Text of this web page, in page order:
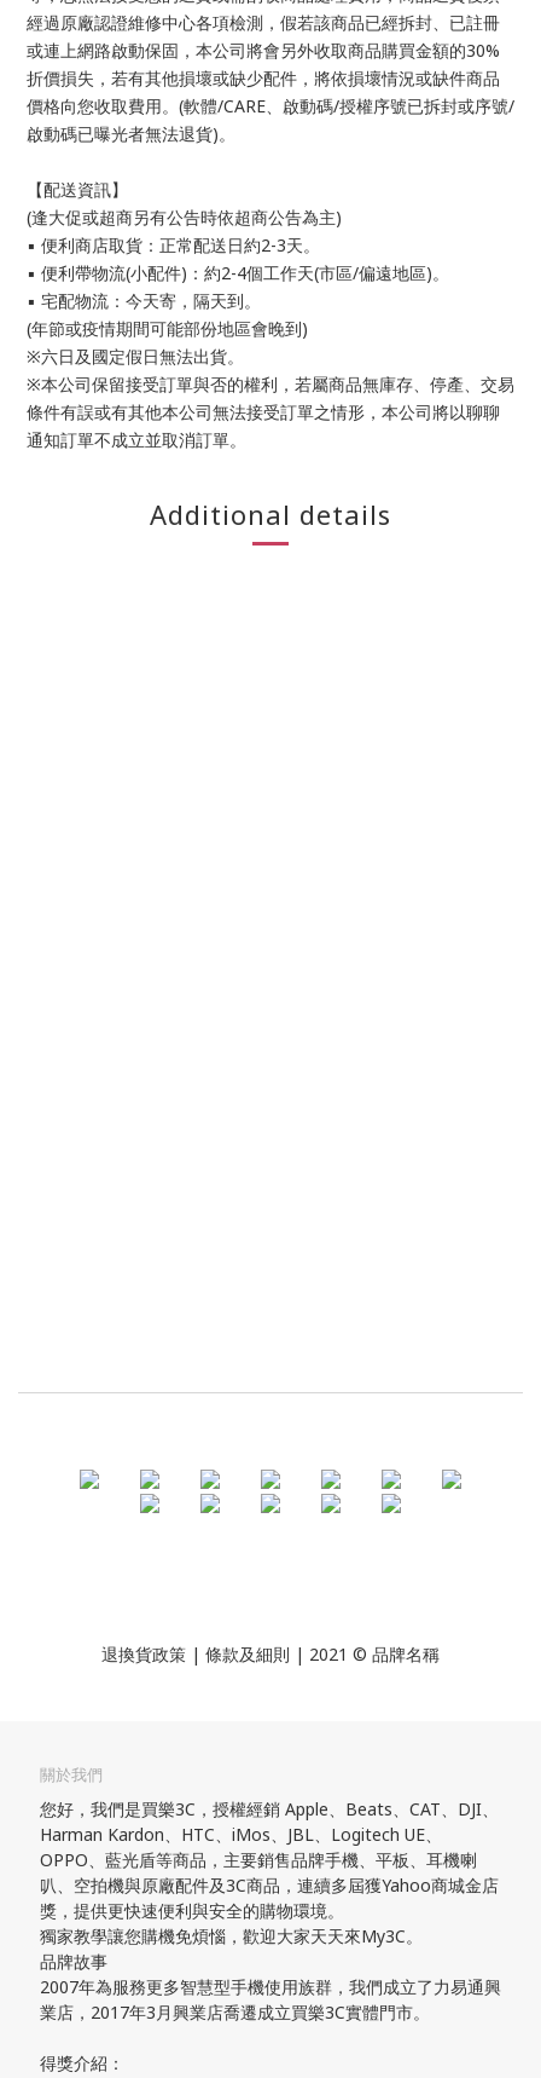
經過原廠認證維修中心各項檢測，假若該商品已經拆封、已註冊
或連上網路啟動保固，本公司將會另外收取商品購買金額的30%
折價損失，若有其他損壞或缺少配件，將依損壞情況或缺件商品
價格向您收取費用。(軟體/CARE、啟動碼/授權序號已拆封或序號/
啟動碼已曝光者無法退貨)。
【配送資訊】
(逢大促或超商另有公告時依超商公告為主)
▪ 便利商店取貨：正常配送日約2-3天。
▪ 便利帶物流(小配件)：約2-4個工作天(市區/偏遠地區)。
▪ 宅配物流：今天寄，隔天到。
(年節或疫情期間可能部份地區會晚到)
※六日及國定假日無法出貨。
※本公司保留接受訂單與否的權利，若屬商品無庫存、停產、交易
條件有誤或有其他本公司無法接受訂單之情形，本公司將以聊聊
通知訂單不成立並取消訂單。
Additional details
退換貨政策 | 條款及細則 | 2021 © 品牌名稱
關於我們
您好，我們是買樂3C，授權經銷 Apple、Beats、CAT、DJI、
Harman Kardon、HTC、iMos、JBL、Logitech UE、
OPPO、藍光盾等商品，主要銷售品牌手機、平板、耳機喇
叭、空拍機與原廠配件及3C商品，連續多屆獲Yahoo商城金店
獎，提供更快速便利與安全的購物環境。
獨家教學讓您購機免煩惱，歡迎大家天天來My3C。
品牌故事
2007年為服務更多智慧型手機使用族群，我們成立了力易通興
業店，2017年3月興業店喬遷成立買樂3C實體門市。
得獎介紹：